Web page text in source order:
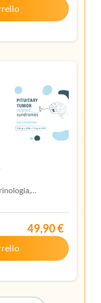
pediatrico,
Medicina
(Pediatri di
radiologia medica
49,90 €